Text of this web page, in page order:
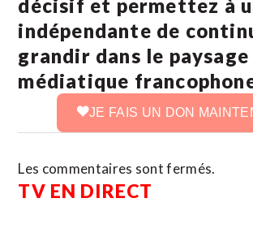
décisif et permettez à
indépendante de
grandir dans le paysage
médiatique
JE FAIS UN DON
Les commentaires sont fermés.
TV EN DIRECT